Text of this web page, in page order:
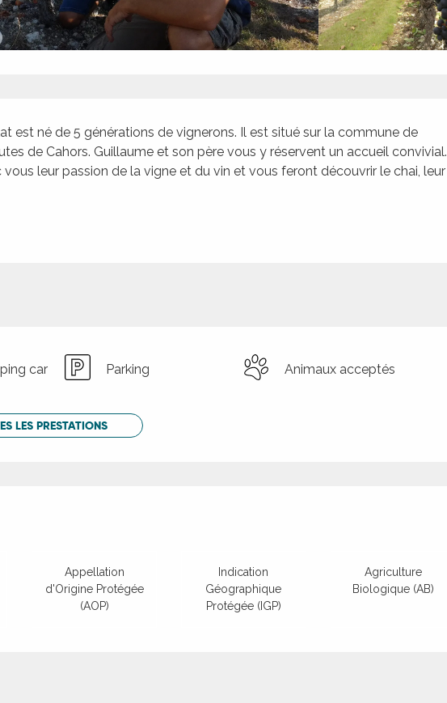
est né de 5 générations de vignerons. Il est situé sur la commune de
de Cahors. Guillaume et son père vous y réservent un accueil convivial.
leur passion de la vigne et du vin et vous feront découvrir le chai, leur
car Parking Animaux acceptés
LES PRESTATIONS
prestations
Appellation
d'Origine Protégée
(AOP)
Indication
Géographique
Protégée (IGP)
Agriculture
Biologique (AB)